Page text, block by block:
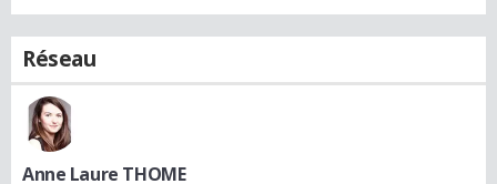
Réseau
Anne Laure THOME